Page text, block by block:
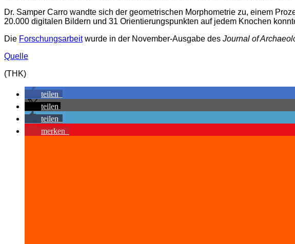
Dr. Samper Carro wandte sich der geometrischen Morphometrie zu, einem
20.000 digitalen Bildern und 31 Orientierungspunkten auf jedem Knochen
Die Forschungsarbeitwurde in der November-Ausgabe des Journal of
Quelle
(THK)
teilen
teilen
teilen
merken